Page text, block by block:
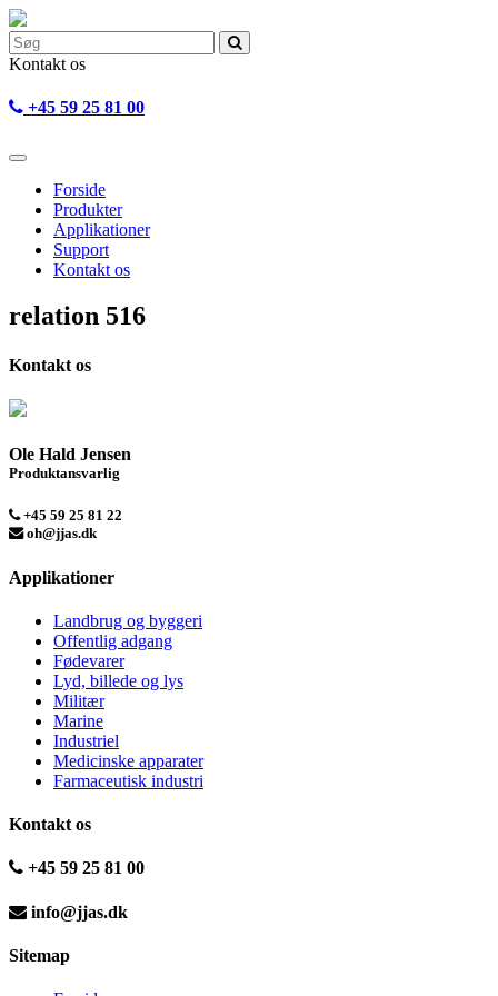
Kontakt os
+45 59 25 81 00
Forside
Produkter
Applikationer
Support
Kontakt os
relation 516
Kontakt os
Ole Hald Jensen
Produktansvarlig
+45 59 25 81 22
oh@jjas.dk
Applikationer
Landbrug og byggeri
Offentlig adgang
Fødevarer
Lyd, billede og lys
Militær
Marine
Industriel
Medicinske apparater
Farmaceutisk industri
Kontakt os
+45 59 25 81 00
info@jjas.dk
Sitemap